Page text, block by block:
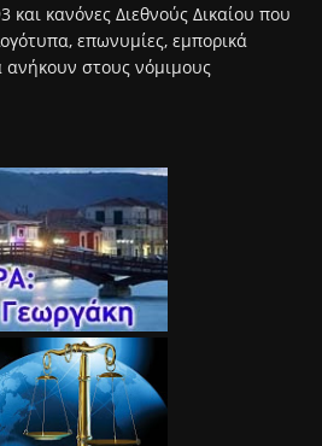
κανόνες Διεθνούς Δικαίου που
επωνυμίες, εμπορικά
στους νόμιμους